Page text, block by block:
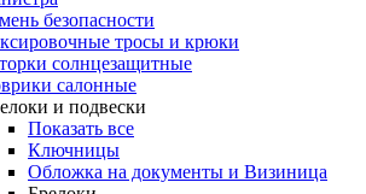
безопасности
тросы и крюки
солнцезащитные
салонные
и подвески
Показать все
Ключницы
Обложка на документы и Визиница